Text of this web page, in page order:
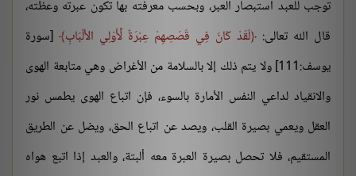
توجب للعبد استبصار العبر، وبحسب معرفته بها تكون عبرته وعظته،
قال الله تعالى: لَقَدْ كَانَ فِي قَصَصِهِمْ عِبْرَةٌ لِّأُوْلِي الأَلْبَابِ [سورة
يوسف:111] ولا يتم ذلك إلا بالسلامة من الأغراض وهي متابعة الهوى
والانقياد لداعي النفس الأمارة بالسوء، فإن اتباع الهوى يطمس نور
العقل ويعمي بصيرة القلب، ويصد عن اتباع الحق، ويضل عن الطريق
المستقيم، فلا تحصل بصيرة العبرة معه ألبتة، والعبد إذا اتبع هواه